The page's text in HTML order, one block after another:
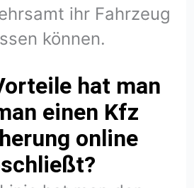
ihr Fahrzeug
können.
hat man
einen Kfz
online